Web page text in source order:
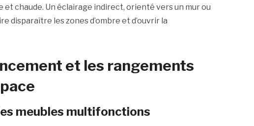
et chaude. Un éclairage indirect, orienté vers un mur ou
disparaître les zones d’ombre et d’ouvrir la
et les rangements
meubles multifonctions